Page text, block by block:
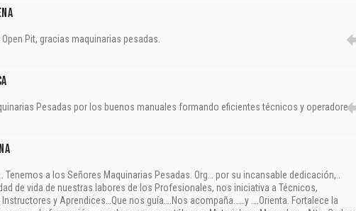
Pit, gracias maquinarias pesadas.
Pesadas por los buenos manuales formando eficientes técnicos y operadores.
Tenemos a los Señores Maquinarias Pesadas. Org… por su incansable dedicación,..
de vida de nuestras labores de los Profesionales, nos iniciativa a Técnicos,
y Aprendices…Que nos guía….Nos acompaña……y ….Orienta. Fortalece la